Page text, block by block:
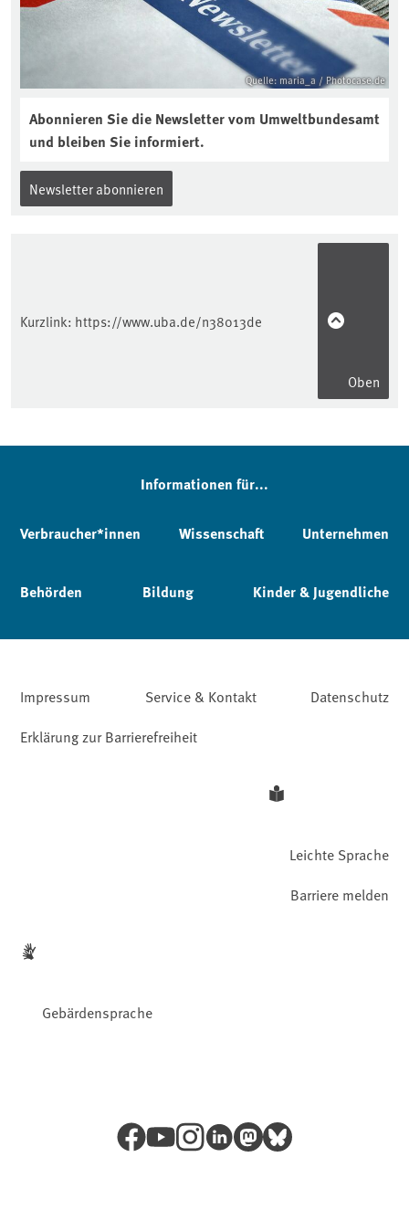
Quelle: maria_a / Photocase.de
Abonnieren Sie die Newsletter vom Umweltbundesamt
und bleiben Sie informiert.
Newsletter abonnieren
Kurzlink: https://www.uba.de/n38013de
Oben
Informationen für...
Verbraucher*innen Wissenschaft Unternehmen
Behörden Bildung Kinder & Jugendliche
Impressum Service & Kontakt
Datenschutz
Erklärung zur Barrierefreiheit
Leichte Sprache
Gebärdensprache
Barriere melden